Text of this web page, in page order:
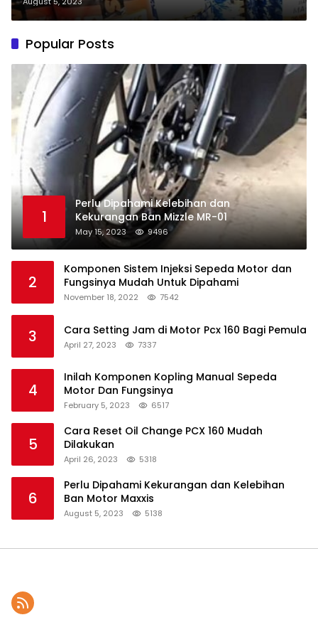
Popular Posts
1
Perlu Dipahami Kelebihan dan
Kekurangan Ban Mizzle MR-01
May 15, 2023 9496
2
Komponen Sistem Injeksi Sepeda Motor dan
Fungsinya Mudah Untuk Dipahami
November 18, 2022 7542
3 Cara Setting Jam di Motor Pcx 160 Bagi Pemula
April 27, 2023 7337
4
Inilah Komponen Kopling Manual Sepeda
Motor Dan Fungsinya
February 5, 2023 6517
5
Cara Reset Oil Change PCX 160 Mudah
Dilakukan
April 26, 2023 5318
6
Perlu Dipahami Kekurangan dan Kelebihan
Ban Motor Maxxis
August 5, 2023 5138